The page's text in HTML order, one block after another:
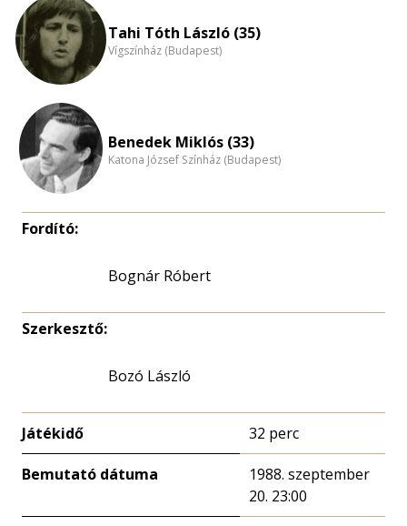
nagyítása
Tahi Tóth László (35)
Vígszínház (Budapest)
Benedek Miklós (33)
Katona József Színház (Budapest)
Fordító:
Bognár Róbert
Szerkesztő:
Bozó László
Játékidő 32 perc
Bemutató dátuma
1988. szeptember
20. 23:00